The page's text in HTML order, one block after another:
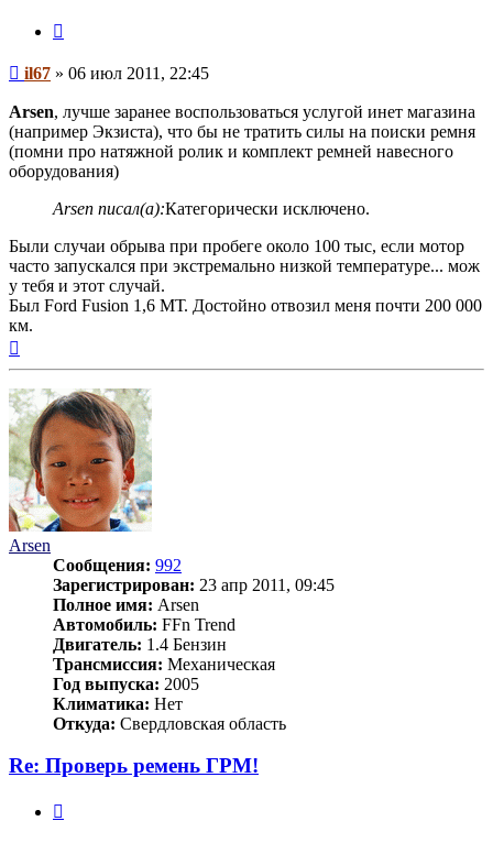
Сообщение
il67 » 06 июл 2011, 22:45
Arsen, лучше заранее воспользоваться услугой инет магазина
(например Экзиста), что бы не тратить силы на поиски ремня
(помни про натяжной ролик и комплект ремней навесного
оборудования)
Arsen писал(а):Категорически исключено.
Были случаи обрыва при пробеге около 100 тыс, если мотор
часто запускался при экстремально низкой температуре... мож
у тебя и этот случай.
Был Ford Fusion 1,6 МТ. Достойно отвозил меня почти 200 000
км.
Arsen
Сообщения: 992
Зарегистрирован: 23 апр 2011, 09:45
Полное имя: Arsen
Автомобиль: FFn Trend
Двигатель: 1.4 Бензин
Трансмиссия: Механическая
Год выпуска: 2005
Климатика: Нет
Откуда: Свердловская область
Re: Проверь ремень ГРМ!